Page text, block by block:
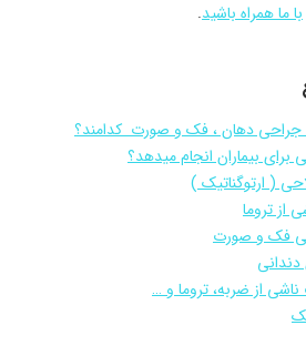
با ما همراه باشید.
جراحی دهان ، فک و صورت کدامند؟
برای بیماران انجام میدهد؟
( ارتوگناتیک )
تروما
فک و صورت
دندانی
از ضربه، تروما و …